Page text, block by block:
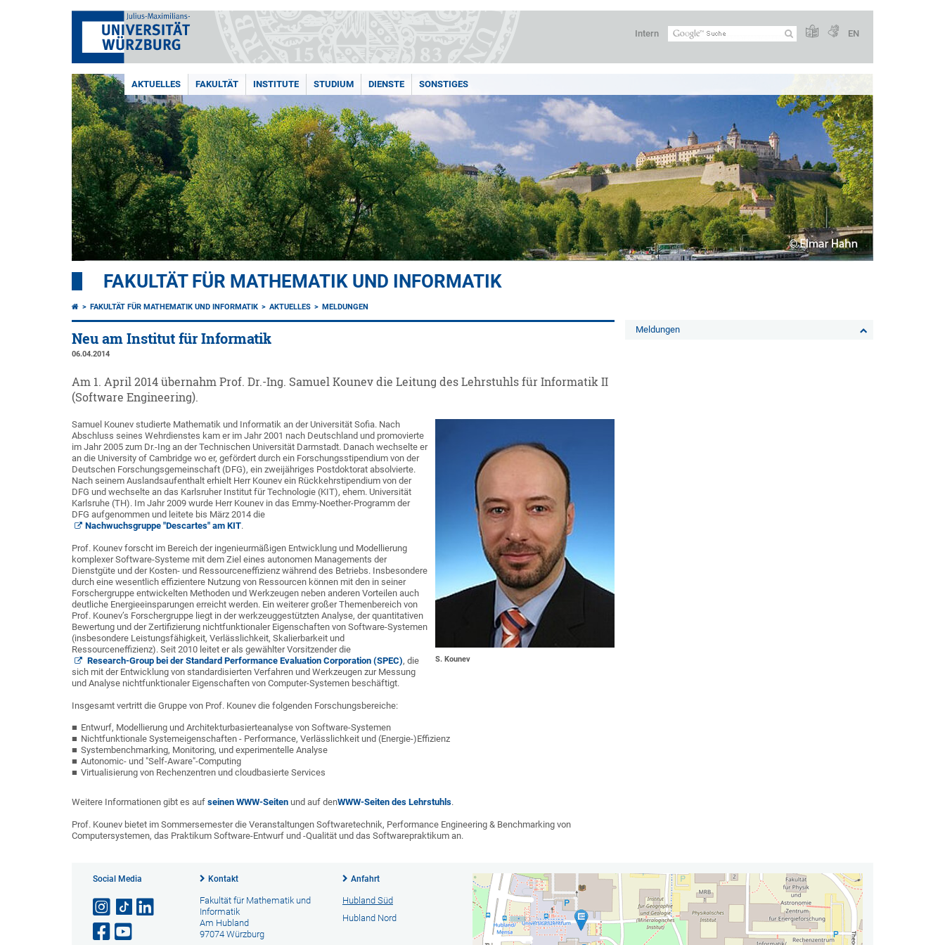
Intern EN
AKTUELLES FAKULTÄT INSTITUTE STUDIUM DIENSTE SONSTIGES
FAKULTÄT FÜR MATHEMATIK UND INFORMATIK
FAKULTÄT FÜR MATHEMATIK UND INFORMATIK AKTUELLES MELDUNGEN
Neu am Institut für Informatik
06.04.2014
Am 1. April 2014 übernahm Prof. Dr.-Ing. Samuel Kounev die Leitung des Lehrstuhls für Informatik II
(Software Engineering).
S. Kounev
Samuel Kounev studierte Mathematik und Informatik an der Universität Sofia. Nach
Abschluss seines Wehrdienstes kam er im Jahr 2001 nach Deutschland und promovierte
im Jahr 2005 zum Dr.-Ing an der Technischen Universität Darmstadt. Danach wechselte er
an die University of Cambridge wo er, gefördert durch ein Forschungsstipendium von der
Deutschen Forschungsgemeinschaft (DFG), ein zweijähriges Postdoktorat absolvierte.
Nach seinem Auslandsaufenthalt erhielt Herr Kounev ein Rückkehrstipendium von der
DFG und wechselte an das Karlsruher Institut für Technologie (KIT), ehem. Universität
Karlsruhe (TH). Im Jahr 2009 wurde Herr Kounev in das Emmy-Noether-Programm der
DFG aufgenommen und leitete bis März 2014 die
Nachwuchsgruppe "Descartes" am KIT.
Prof. Kounev forscht im Bereich der ingenieurmäßigen Entwicklung und Modellierung
komplexer Software-Systeme mit dem Ziel eines autonomen Managements der
Dienstgüte und der Kosten- und Ressourceneffizienz während des Betriebs. Insbesondere
durch eine wesentlich effizientere Nutzung von Ressourcen können mit den in seiner
Forschergruppe entwickelten Methoden und Werkzeugen neben anderen Vorteilen auch
deutliche Energieeinsparungen erreicht werden. Ein weiterer großer Themenbereich von
Prof. Kounev’s Forschergruppe liegt in der werkzeuggestützten Analyse, der quantitativen
Bewertung und der Zertifizierung nichtfunktionaler Eigenschaften von Software-Systemen
(insbesondere Leistungsfähigkeit, Verlässlichkeit, Skalierbarkeit und
Ressourceneffizienz). Seit 2010 leitet er als gewählter Vorsitzender die
Research-Group bei der Standard Performance Evaluation Corporation (SPEC), die
sich mit der Entwicklung von standardisierten Verfahren und Werkzeugen zur Messung
und Analyse nichtfunktionaler Eigenschaften von Computer-Systemen beschäftigt.
Insgesamt vertritt die Gruppe von Prof. Kounev die folgenden Forschungsbereiche:
Entwurf, Modellierung und Architekturbasierteanalyse von Software-Systemen
Nichtfunktionale Systemeigenschaften - Performance, Verlässlichkeit und (Energie-)Effizienz
Systembenchmarking, Monitoring, und experimentelle Analyse
Autonomic- und "Self-Aware"-Computing
Virtualisierung von Rechenzentren und cloudbasierte Services
Weitere Informationen gibt es auf seinen WWW-Seiten und auf denWWW-Seiten des Lehrstuhls.
Prof. Kounev bietet im Sommersemester die Veranstaltungen Softwaretechnik, Performance Engineering & Benchmarking von
Computersystemen, das Praktikum Software-Entwurf und -Qualität und das Softwarepraktikum an.
Meldungen
Social Media Kontakt
Fakultät für Mathematik und
Informatik
Am Hubland
97074 Würzburg
Anfahrt
Hubland Süd
Hubland Nord